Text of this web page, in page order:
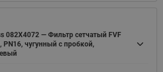
082X4072 — Фильтр сетчатый FVF
PN16, чугунный с пробкой,